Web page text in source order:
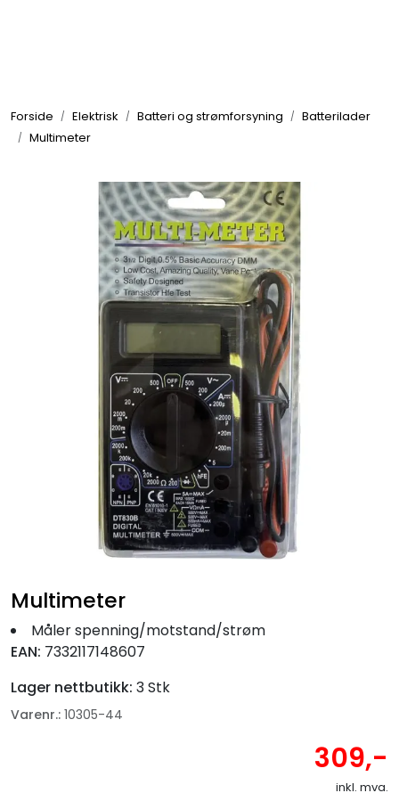
Forside Elektrisk Batteri og strømforsyning
Batterilader
Multimeter
Multimeter
Måler spenning/motstand/strøm
EAN: 7332117148607
Lager nettbutikk: 3 Stk
Varenr.: 10305-44
309,-
inkl. mva.
Elektrisk
Bygg/Innredning
Komfort
Motor/Styring
Fortøyning
Fritid/Sikkerhet
Båtpleie/Opplag
Nyheter